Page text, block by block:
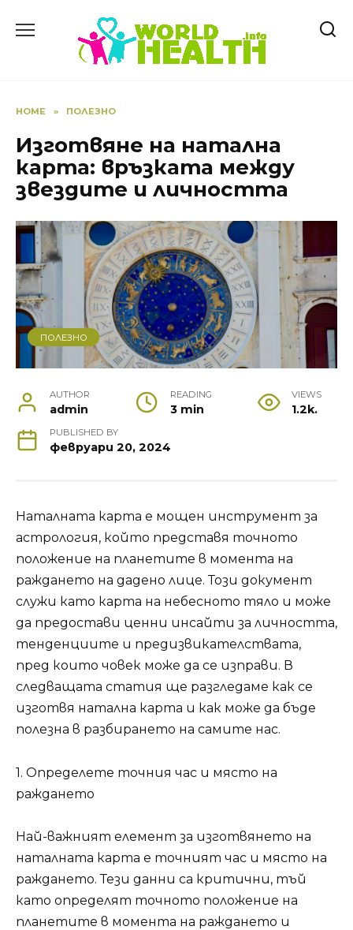
HOME » ПОЛЕЗНО
Изготвяне на натална
карта: връзката между
звездите и личността
ПОЛЕЗНО
AUTHOR
admin
READING
3 min
VIEWS
1.2k.
PUBLISHED BY
февруари 20, 2024
Наталната карта е мощен инструмент за
астрология, който представя точното
положение на планетите в момента на
раждането на дадено лице. Този документ
служи като карта на небесното тяло и може
да предостави ценни инсайти за личността,
тенденциите и предизвикателствата,
пред които човек може да се изправи. В
следващата статия ще разгледаме как се
изготвя натална карта и как може да бъде
полезна в разбирането на самите нас.
1. Определете точния час и място на
раждането
Най-важният елемент за изготвянето на
наталната карта е точният час и място на
раждането. Тези данни са критични, тъй
като определят точното положение на
планетите в момента на раждането и